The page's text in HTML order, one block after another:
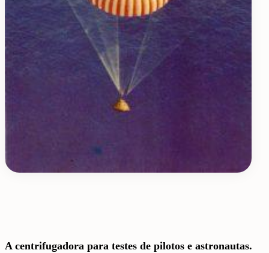
A centrifugadora para testes de pilotos e astronautas.